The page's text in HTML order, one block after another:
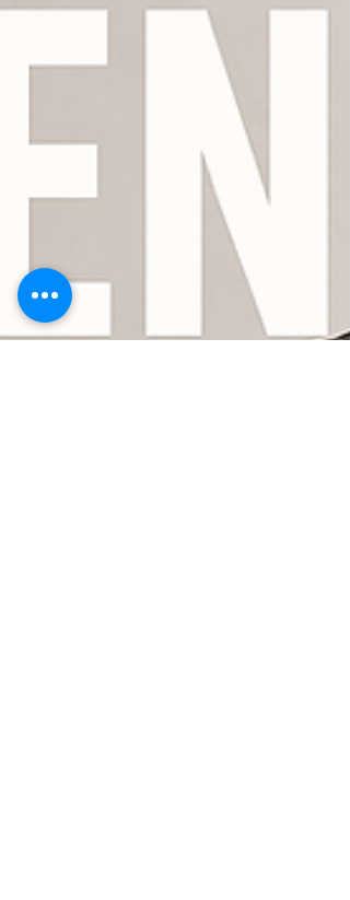
ップ
腕立て伏せの根性や才能は不要です。私た
の腕立て伏せ専門パーソナルトレーニング
は、単なる回数練習ではなく「強度（負
荷）」「技術（フォーム・肩甲帯制御）」
「回復（睡眠・栄養・デロード）」の3要
を周期化して組み合わせることで、効率的
つ安全にパフォーマンスを引き上げます。
回15分のフォーム診断で現状を数値化し、
個別の8週間プランと週次の動画フィード
ックで弱点を即修正。スキャプラ活性化や
階的プログレッション、必要に応じた負荷
入を通じて、最短で100回達成を狙える実